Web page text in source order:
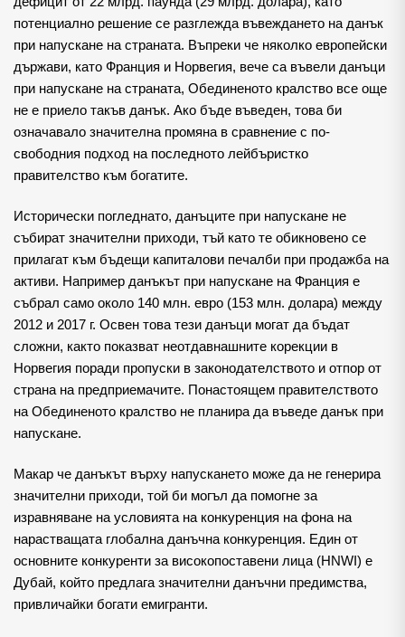
потенциално решение се разглежда въвеждането на данък
при напускане на страната. Въпреки че няколко европейски
държави, като Франция и Норвегия, вече са въвели данъци
при напускане на страната, Обединеното кралство все още
не е приело такъв данък. Ако бъде въведен, това би
означавало значителна промяна в сравнение с по-
свободния подход на последното лейбъристко
правителство към богатите.
Исторически погледнато, данъците при напускане не
събират значителни приходи, тъй като те обикновено се
прилагат към бъдещи капиталови печалби при продажба на
активи. Например данъкът при напускане на Франция е
събрал само около 140 млн. евро (153 млн. долара) между
2012 и 2017 г. Освен това тези данъци могат да бъдат
сложни, както показват неотдавнашните корекции в
Норвегия поради пропуски в законодателството и отпор от
страна на предприемачите. Понастоящем правителството
на Обединеното кралство не планира да въведе данък при
напускане.
Макар че данъкът върху напускането може да не генерира
значителни приходи, той би могъл да помогне за
изравняване на условията на конкуренция на фона на
нарастващата глобална данъчна конкуренция. Един от
основните конкуренти за високопоставени лица (HNWI) е
Дубай, който предлага значителни данъчни предимства,
привличайки богати емигранти.